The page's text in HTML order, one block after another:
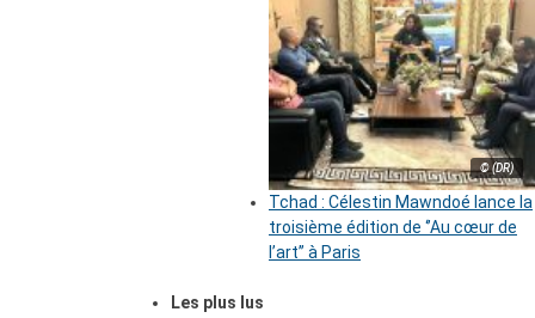
© (DR)
Tchad : Célestin Mawndoé lance la
troisième édition de ‘’Au cœur de
l’art’’ à Paris
Les plus lus